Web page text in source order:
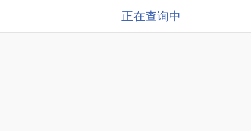
正在查询中